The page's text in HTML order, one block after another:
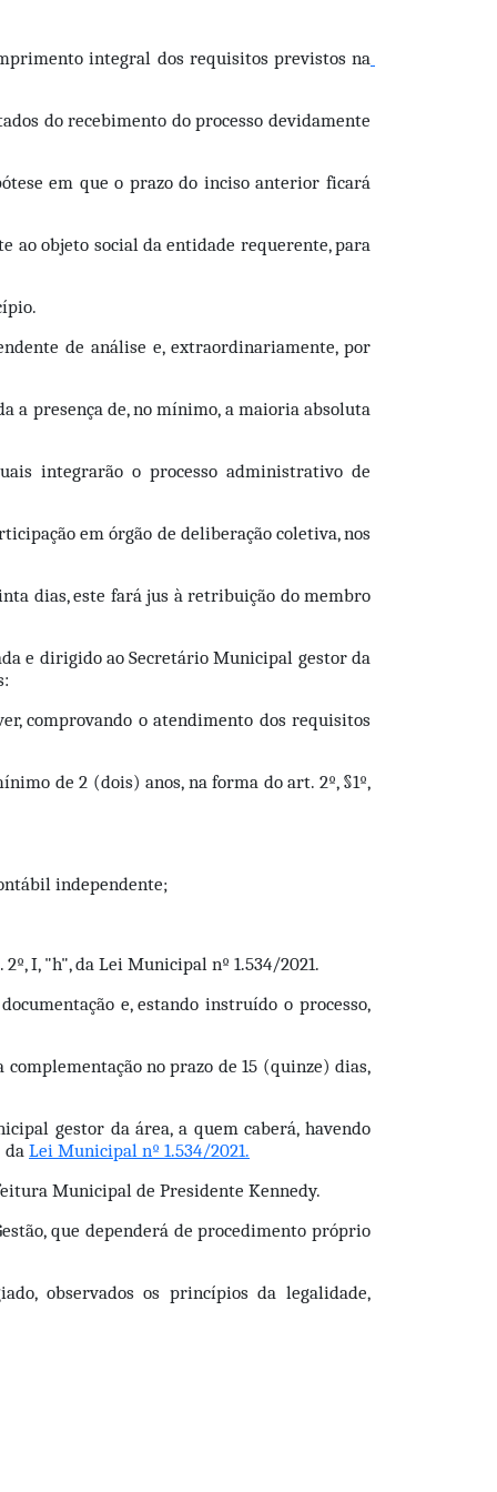
integral dos requisitos previstos na
do recebimento do processo devidamente
em que o prazo do inciso anterior ficará
ao objeto social da entidade requerente, para
de análise e, extraordinariamente, por
a presença de, no mínimo, a maioria absoluta
integrarão o processo administrativo de
em órgão de deliberação coletiva, nos
dias, este fará jus à retribuição do membro
e dirigido ao Secretário Municipal gestor da
comprovando o atendimento dos requisitos
de 2 (dois) anos, na forma do art. 2º, §1º,
independente;
I, "h", da Lei Municipal nº 1.534/2021.
e, estando instruído o processo,
no prazo de 15 (quinze) dias,
gestor da área, a quem caberá, havendo
da Lei Municipal nº 1.534/2021.
Municipal de Presidente Kennedy.
que dependerá de procedimento próprio
observados os princípios da legalidade,